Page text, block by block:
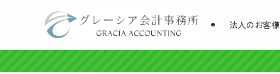
法人のお客様